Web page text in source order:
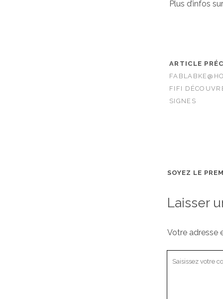
Plus d’infos sur
ARTICLE
FIFI
SIGNES
SOYEZ LE
Laisser
Votre adresse